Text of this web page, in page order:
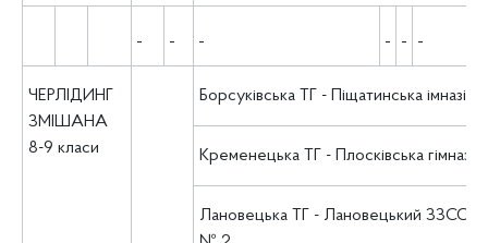
ЧЕРЛІДИНГ
ЗМІШАНА
8-9 класи
Борсуківська ТГ - Піщатинська імназія
Кременецька ТГ - Плосківська гімназія
Лановецька ТГ - Лановецький ЗЗСО І-